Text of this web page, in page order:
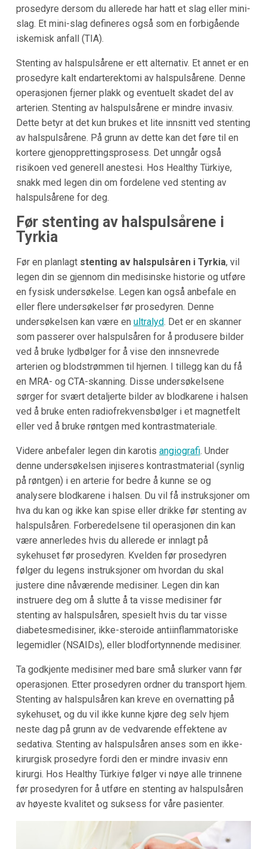
prosedyre dersom du allerede har hatt et slag eller mini-
slag. Et mini-slag defineres også som en forbigående
iskemisk anfall (TIA).
Stenting av halspulsårene er ett alternativ. Et annet er en
prosedyre kalt endarterektomi av halspulsårene. Denne
operasjonen fjerner plakk og eventuelt skadet del av
arterien. Stenting av halspulsårene er mindre invasiv.
Dette betyr at det kun brukes et lite innsnitt ved stenting
av halspulsårene. På grunn av dette kan det føre til en
kortere gjenopprettingsprosess. Det unngår også
risikoen ved generell anestesi. Hos Healthy Türkiye,
snakk med legen din om fordelene ved stenting av
halspulsårene for deg.
Før stenting av halspulsårene i
Tyrkia
Før en planlagt stenting av halspulsåren i Tyrkia, vil
legen din se gjennom din medisinske historie og utføre
en fysisk undersøkelse. Legen kan også anbefale en
eller flere undersøkelser før prosedyren. Denne
undersøkelsen kan være en ultralyd. Det er en skanner
som passerer over halspulsåren for å produsere bilder
ved å bruke lydbølger for å vise den innsnevrede
arterien og blodstrømmen til hjernen. I tillegg kan du få
en MRA- og CTA-skanning. Disse undersøkelsene
sørger for svært detaljerte bilder av blodkarene i halsen
ved å bruke enten radiofrekvensbølger i et magnetfelt
eller ved å bruke røntgen med kontrastmateriale.
Videre anbefaler legen din karotis angiografi. Under
denne undersøkelsen injiseres kontrastmaterial (synlig
på røntgen) i en arterie for bedre å kunne se og
analysere blodkarene i halsen. Du vil få instruksjoner om
hva du kan og ikke kan spise eller drikke før stenting av
halspulsåren. Forberedelsene til operasjonen din kan
være annerledes hvis du allerede er innlagt på
sykehuset før prosedyren. Kvelden før prosedyren
følger du legens instruksjoner om hvordan du skal
justere dine nåværende medisiner. Legen din kan
instruere deg om å slutte å ta visse medisiner før
stenting av halspulsåren, spesielt hvis du tar visse
diabetesmedisiner, ikke-steroide antiinflammatoriske
legemidler (NSAIDs), eller blodfortynnende medisiner.
Ta godkjente medisiner med bare små slurker vann før
operasjonen. Etter prosedyren ordner du transport hjem.
Stenting av halspulsåren kan kreve en overnatting på
sykehuset, og du vil ikke kunne kjøre deg selv hjem
neste dag på grunn av de vedvarende effektene av
sedativa. Stenting av halspulsåren anses som en ikke-
kirurgisk prosedyre fordi den er mindre invasiv enn
kirurgi. Hos Healthy Türkiye følger vi nøye alle trinnene
før prosedyren for å utføre en stenting av halspulsåren
av høyeste kvalitet og suksess for våre pasienter.